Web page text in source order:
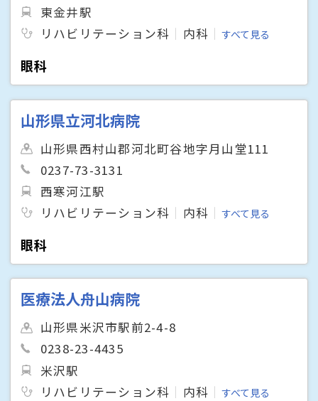
東金井駅
リハビリテーション科
内科 すべて見る
眼科
山形県立河北病院
山形県西村山郡河北町谷地字月山堂111
0237-73-3131
西寒河江駅
リハビリテーション科
内科 すべて見る
眼科
医療法人舟山病院
山形県米沢市駅前2-4-8
0238-23-4435
米沢駅
リハビリテーション科
内科 すべて見る